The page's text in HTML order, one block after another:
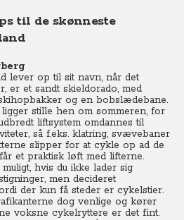
til de skønneste
lever op til sit navn, når det
er et sandt skieldorado, med
og en bobslædebane.
stille hen om sommeren, for
liftsystem omdannes til
så f.eks. klatring, svævebaner
slipper for at cykle op ad de
et praktisk løft med lifterne.
hvis du ikke lader sig
men decideret
der kun få steder er cykelstier.
dog venlige og kører
voksne cykelryttere er det fint.